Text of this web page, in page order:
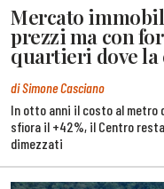
Mercato
prezzi ma con
quartieri dove la
di Simone Casciano
In otto anni il costo al metro
sfiora il +42%, il Centro
dimezzati